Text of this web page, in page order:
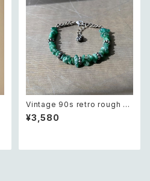
Vintage 90s retro rough cu
t green aventurine bracele
t レトロ ヴィンテージ アクセサ
¥3,580